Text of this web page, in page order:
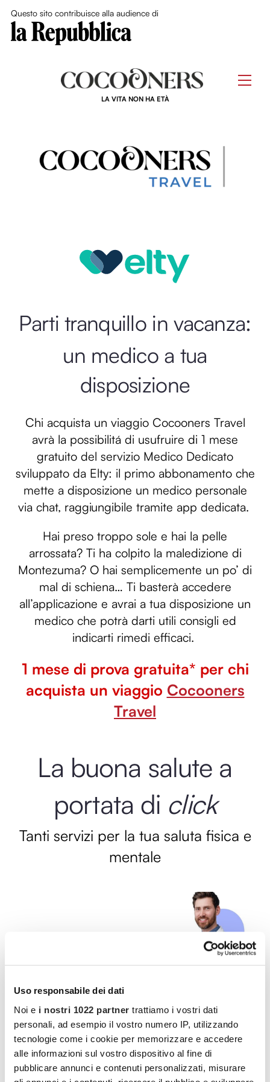
Uso responsabile dei dati
Noi e i nostri 1022 partner trattiamo i vostri dati
personali, ad esempio il vostro numero IP, utilizzando
tecnologie come i cookie per memorizzare e accedere
alle informazioni sul vostro dispositivo al fine di
pubblicare annunci e contenuti personalizzati, misurare
Questo sito contribuisce alla audience di
LA VITA NON HA ETÀ
Parti tranquillo in vacanza:
un medico a tua
disposizione
Chi acquista un viaggio Cocooners Travel
avrà la possibilitá di usufruire di 1 mese
gratuito del servizio Medico Dedicato
sviluppato da Elty: il primo abbonamento che
mette a disposizione un medico personale
via chat, raggiungibile tramite app dedicata.
Hai preso troppo sole e hai la pelle
arrossata? Ti ha colpito la maledizione di
Montezuma? O hai semplicemente un po’ di
mal di schiena… Ti basterà accedere
all’applicazione e avrai a tua disposizione un
medico che potrà darti utili consigli ed
indicarti rimedi efficaci.
1 mese di prova gratuita* per chi
acquista un viaggio Cocooners
Travel
La buona salute a
portata di click
Tanti servizi per la tua saluta fisica e
mentale
Per avere risposte
quando più ne hai
bisogno
Un medico dedicato
alle tue domande.